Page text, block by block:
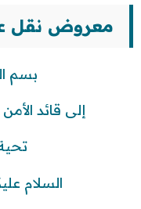
معروض نقل
بسم
إلى قائد
السلام